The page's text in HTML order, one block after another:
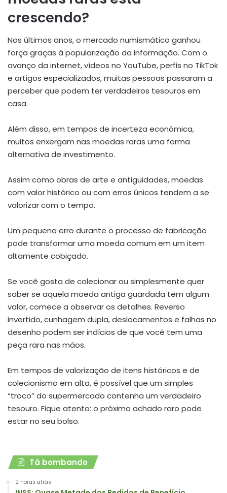
crescendo?
Nos últimos anos, o mercado numismático ganhou
força graças à popularização da informação. Com o
avanço da internet, vídeos no YouTube, perfis no TikTok
e artigos especializados, muitas pessoas passaram a
perceber que podem ter verdadeiros tesouros em
casa.
Além disso, em tempos de incerteza econômica,
muitos enxergam nas moedas raras uma forma
alternativa de investimento.
Assim como obras de arte e antiguidades, moedas
com valor histórico ou com erros únicos tendem a se
valorizar com o tempo.
Um pequeno erro durante o processo de fabricação
pode transformar uma moeda comum em um item
altamente cobiçado.
Se você gosta de colecionar ou simplesmente quer
saber se aquela moeda antiga guardada tem algum
valor, comece a observar os detalhes. Reverso
invertido, cunhagem dupla, deslocamentos e falhas no
desenho podem ser indícios de que você tem uma
peça rara nas mãos.
Em tempos de valorização de itens históricos e de
colecionismo em alta, é possível que um simples
“troco” do supermercado contenha um verdadeiro
tesouro. Fique atento: o próximo achado raro pode
estar no seu bolso.
Tá bombando
2 horas atrás